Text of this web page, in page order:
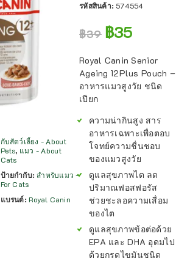
กับสัตว์เลี้ยง - About
Pets, แมว - About
Cats
ป้ายกำกับ:สำหรับแมว -
For Cats
แบรนด์: Royal Canin
รหัสสินค้า: 574554
฿39 ฿35
Royal Canin Senior
Ageing 12Plus Pouch –
อาหารแมวสูงวัย ชนิด
เปียก
ความน่ากินสูง สาร
อาหารเฉพาะเพื่อตอบ
โจทย์ความชื่นชอบ
ของแมวสูงวัย
ดูแลสุขภาพไต ลด
ปริมาณฟอสฟอรัส
ช่วยชะลอความเสื่อม
ของไต
ดูแลสุขภาพข้อต่อด้วย
EPA และ DHA อุดมไป
ด้วยกรดไขมันชนิด